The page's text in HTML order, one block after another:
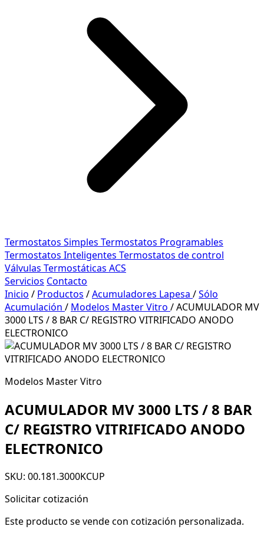
Termostatos Simples Termostatos Programables
Termostatos Inteligentes Termostatos de control
Válvulas Termostáticas ACS
Servicios Contacto
Inicio / Productos /Acumuladores Lapesa /Sólo
Acumulación / Modelos Master Vitro /ACUMULADOR MV
3000 LTS / 8 BAR C/ REGISTRO VITRIFICADO ANODO
ELECTRONICO
Modelos Master Vitro
ACUMULADOR MV 3000 LTS / 8 BAR
C/ REGISTRO VITRIFICADO ANODO
ELECTRONICO
SKU: 00.181.3000KCUP
Solicitar cotización
Este producto se vende con cotización personalizada.